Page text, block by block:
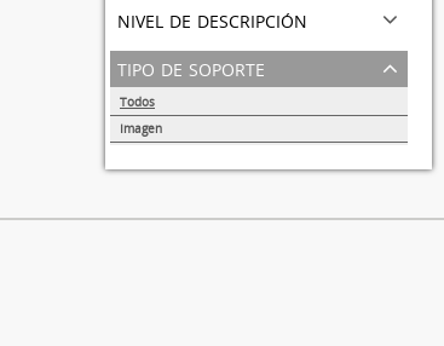
nivel de descripción
tipo de soporte
Todos
Imagen